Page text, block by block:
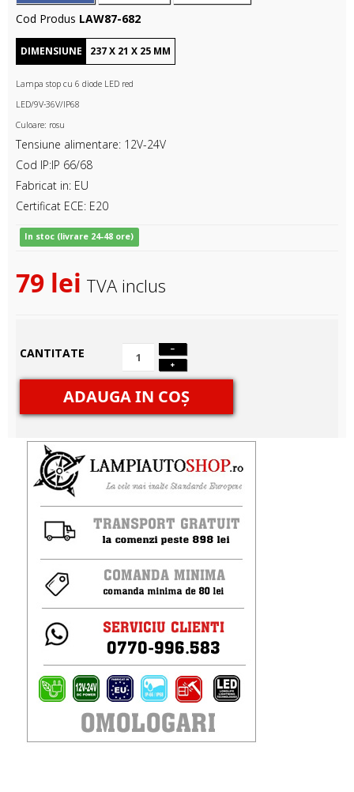
Cod Produs LAW87-682
DIMENSIUNE 237X 21 X 25 MM
Lampa stop cu 6 diode LED red
LED/9V-36V/IP68
Culoare: rosu
Tensiune alimentare: 12V-24V
Cod IP:IP 66/68
Fabricat in: EU
Certificat ECE: E20
In stoc (livrare 24-48 ore)
79 lei TVA inclus
CANTITATE
ADAUGA IN COŞ